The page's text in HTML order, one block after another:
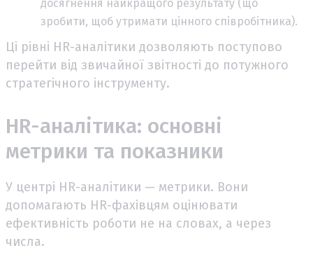
досягнення найкращого результату (що
зробити, щоб утримати цінного співробітника).
Ці рівні HR-аналітики дозволяють поступово
перейти від звичайної звітності до потужного
стратегічного інструменту.
HR-аналітика: основні
метрики та показники
У центрі HR-аналітики — метрики. Вони
допомагають HR-фахівцям оцінювати
ефективність роботи не на словах, а через
числа.